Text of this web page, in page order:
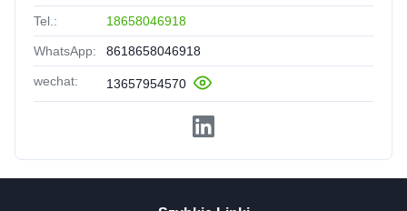
Tel.: 18658046918
WhatsApp: 8618658046918
wechat: 13657954570